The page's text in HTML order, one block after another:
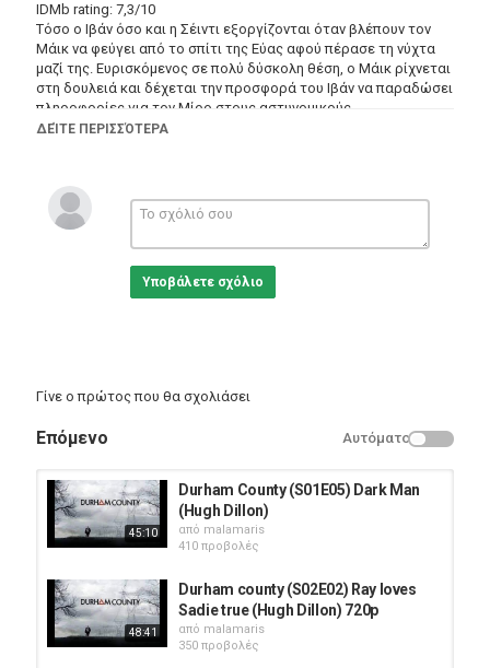
IDMb rating: 7,3/10
Τόσο ο Ιβάν όσο και η Σέιντι εξοργίζονται όταν βλέπουν τον
Μάικ να φεύγει από το σπίτι της Εύας αφού πέρασε τη νύχτα
μαζί της. Ευρισκόμενος σε πολύ δύσκολη θέση, ο Μάικ ρίχνεται
στη δουλειά και δέχεται την προσφορά του Ιβάν να παραδώσει
πληροφορίες για τον Μίρο στους αστυνομικούς.
Director: Charles Binamé
Δείτε εδώ τις playlists του καναλιού:
https://www.youtube.com/channel/UCgDfPBAiAVHDy99-
a6CHtlw/playlists
Και εδώ τα βίντεο του καναλιού:
Eng Films
ΔΕΊΤΕ ΠΕΡΙΣΣΌΤΕΡΑ
Υποβάλετε σχόλιο
Γίνε ο πρώτος που θα σχολιάσει
Επόμενο Αυτόματο
45:10
Durham County (S01E05) Dark Man
(Hugh Dillon)
από malamaris
410 προβολές
48:41
Durham county (S02E02) Ray loves
Sadie true (Hugh Dillon) 720p
από malamaris
350 προβολές